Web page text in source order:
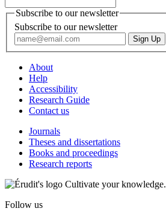
Subscribe to our newsletter
Subscribe to our newsletter
About
Help
Accessibility
Research Guide
Contact us
Journals
Theses and dissertations
Books and proceedings
Research reports
Cultivate your knowledge.
Follow us